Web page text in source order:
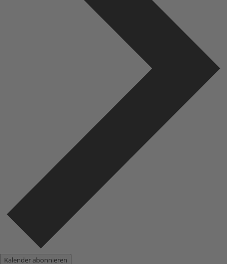
Kalender abonnieren